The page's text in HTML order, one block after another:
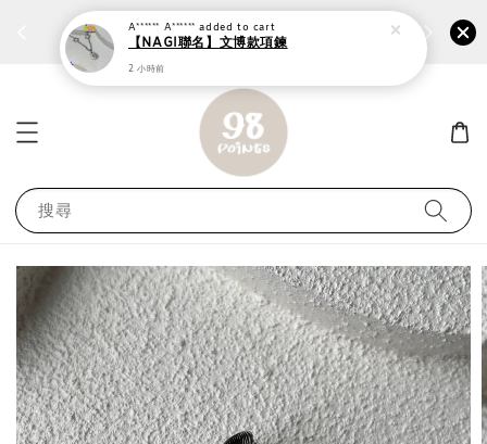
個性鋼戒任兩件1300⚡ 前往選購 ›› 加
搜尋
A****** A****** added to cart
【NAGI聯名】文博款項鍊
2 小時前